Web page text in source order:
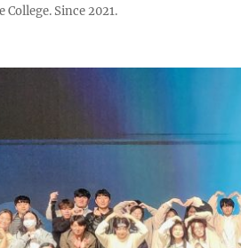
Since 2021.